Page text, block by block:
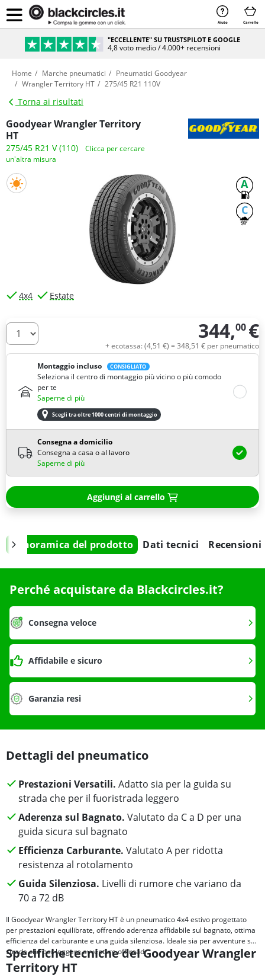
Aiuto Carrello
"ECCELLENTE" SU TRUSTSPILOT E GOOGLE
4,8 voto medio / 4.000+ recensioni
Home Marche pneumatici
Pneumatici Goodyear
Wrangler Territory HT
275/45 R21 110V
Torna ai risultati
Goodyear Wrangler Territory
HT
275/45 R21 V (110)
Clicca per cercare
un'altra misura
A
C
4x4 Estate
Quantità 344,00 €
+ ecotassa: (4,51 €) = 348,51 € per pneumatico
Montaggio incluso
CONSIGLIATO
Seleziona il centro di montaggio più vicino o più comodo
per te
Saperne di più
Scegli tra oltre 1000 centri di montaggio
Consegna a domicilio
Consegna a casa o al lavoro
Saperne di più
Aggiungi al carrello
Panoramica del prodotto Dati tecnici Recensioni
Perché acquistare da Blackcircles.it?
Consegna veloce
Affidabile e sicuro
Garanzia resi
Dettagli del pneumatico
Prestazioni Versatili. Adatto sia per la guida su
strada che per il fuoristrada leggero
Aderenza sul Bagnato. Valutato da C a D per una
guida sicura sul bagnato
Efficienza Carburante. Valutato A per ridotta
resistenza al rotolamento
Guida Silenziosa. Livelli di rumore che variano da
70 a 72 dB
Il Goodyear Wrangler Territory HT è un pneumatico 4x4 estivo progettato
per prestazioni equilibrate, offrendo aderenza affidabile sul bagnato, ottima
efficienza del carburante e una guida silenziosa. Ideale sia per avventure su
strada che per leggere avventure off-road.
Specifiche tecniche del Goodyear Wrangler
Territory HT